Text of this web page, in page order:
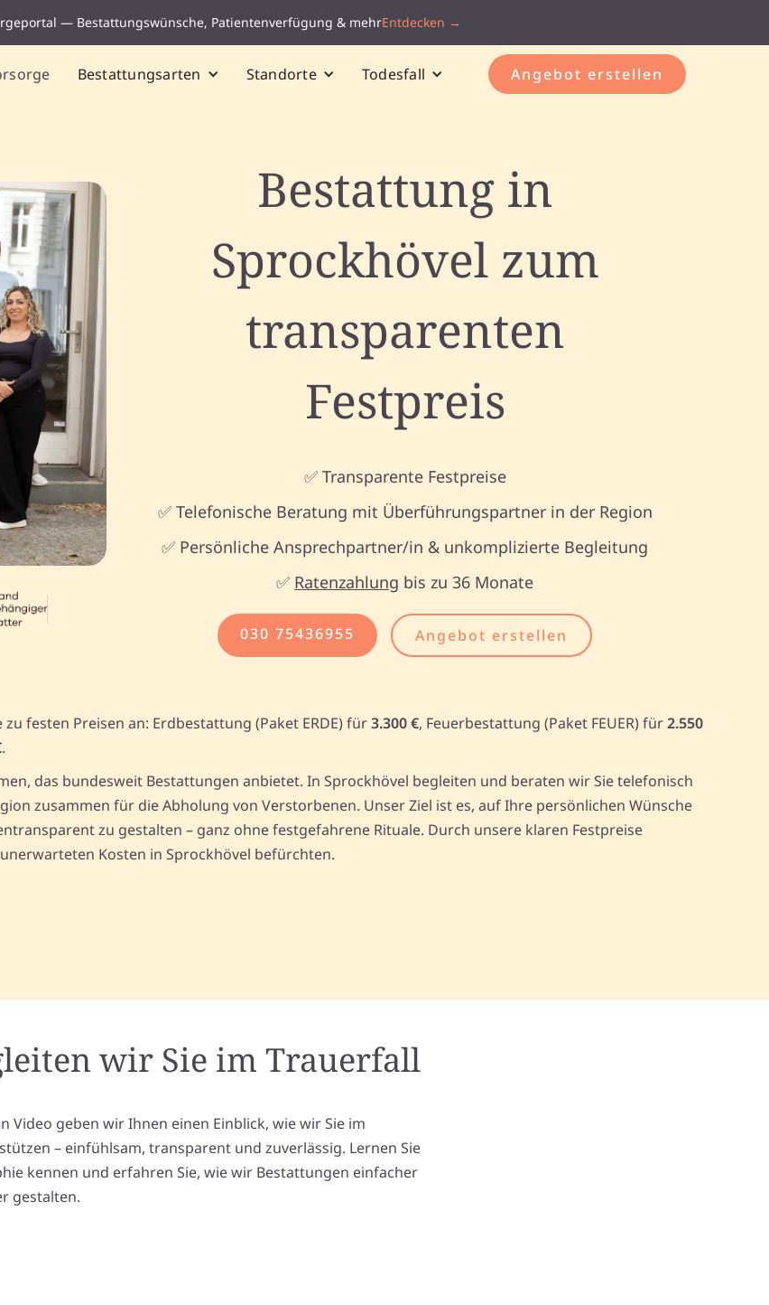
— Bestattungswünsche, Patientenverfügung & mehrEntdecken →
Bestattungsarten Standorte Todesfall Angebot erstellen
Bestattung in
Sprockhövel zum
transparenten
Festpreis
✅ Transparente Festpreise
✅ Telefonische Beratung mit Überführungspartner in der Region
✅ Persönliche Ansprechpartner/in & unkomplizierte Begleitung
✅ Ratenzahlung bis zu 36 Monate
030 75436955 Angebot erstellen
festen Preisen an: Erdbestattung (Paket ERDE) für3.300 €, Feuerbestattung (Paket FEUER) für2.550
.
das bundesweit Bestattungen anbietet. In Sprockhövel begleiten und beraten wir Sie telefonisch
zusammen für die Abholung von Verstorbenen. Unser Ziel ist es, auf Ihre persönlichen Wünsche
zu gestalten – ganz ohne festgefahrene Rituale. Durch unsere klaren Festpreise
Kosten in Sprockhövel befürchten.
wir Sie im Trauerfall
Video geben wir Ihnen einen Einblick, wie wir Sie im
– einfühlsam, transparent und zuverlässig. Lernen Sie
kennen und erfahren Sie, wie wir Bestattungen einfacher
gestalten.